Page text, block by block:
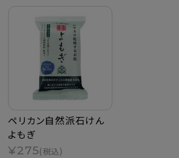
ペリカン自然派石けん
よもぎ
¥275(税込)